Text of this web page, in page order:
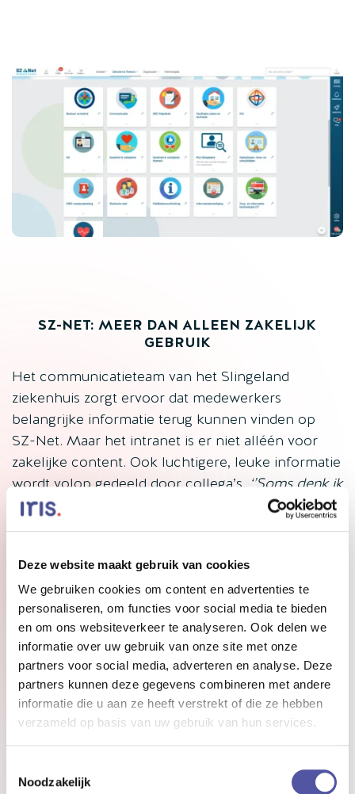
Deze website maakt gebruik van cookies
We gebruiken cookies om content en advertenties te
personaliseren, om functies voor social media te bieden
en om ons websiteverkeer te analyseren. Ook delen we
informatie over uw gebruik van onze site met onze
partners voor social media, adverteren en analyse. Deze
partners kunnen deze gegevens combineren met andere
informatie die u aan ze heeft verstrekt of die ze hebben
verzameld op basis van uw gebruik van hun services.
Noodzakelijk
SZ-NET: MEER DAN ALLEEN ZAKELIJK
GEBRUIK
Het communicatieteam van het Slingeland
ziekenhuis zorgt ervoor dat medewerkers
belangrijke informatie terug kunnen vinden op
SZ-Net. Maar het intranet is er niet alléén voor
zakelijke content. Ook luchtigere, leuke informatie
wordt volop gedeeld door collega’s. ‘’Soms denk ik
wel eens: het is niet alléén maar leuk,’’
deelt Laura
‘’We hebben een MarktplaatSZ, een
prikbord waar collega’s dingen delen die niet
werkgerelateerd zijn. En de meest gebruikte
zoekterm is ‘’soep’’. Het bedrijfsrestaurant heeft
elke dag een soep van de dag, en collega’s
gebruiken het intranet om te bekijken welke soep
er vandaag is. Het platform wordt dus zéker niet
alleen voor zakelijke dingen gebruikt.’’